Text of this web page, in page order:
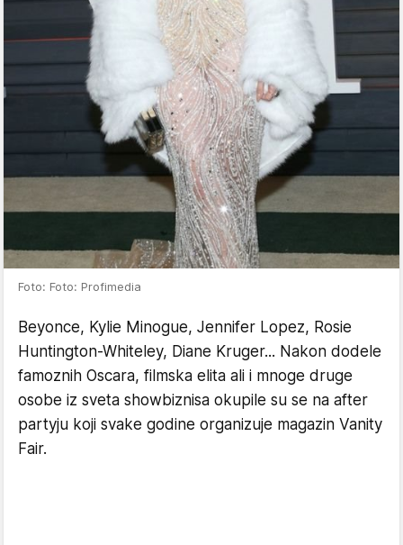
Foto: Foto: Profimedia
Beyonce, Kylie Minogue, Jennifer Lopez, Rosie
Huntington-Whiteley, Diane Kruger... Nakon dodele
famoznih Oscara, filmska elita ali i mnoge druge
osobe iz sveta showbiznisa okupile su se na after
partyju koji svake godine organizuje magazin Vanity
Fair.